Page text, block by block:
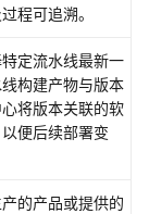
程可追溯。
定流水线最新一
构建产物与版本
将版本关联的软
便后续部署变
的产品或提供的